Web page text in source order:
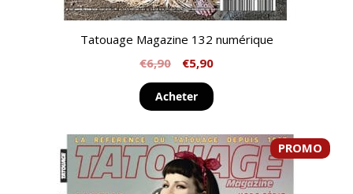
Tatouage Magazine 132 numérique
€6,90 €5,90
Acheter
PROMO